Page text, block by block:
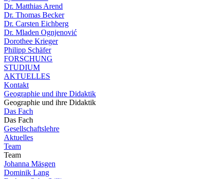
Dr. Matthias Arend
Dr. Thomas Becker
Dr. Carsten Eichberg
Dr. Mladen Ognjenović
Dorothee Krieger
Philipp Schäfer
FORSCHUNG
STUDIUM
AKTUELLES
Kontakt
Geographie und ihre Didaktik
Geographie und ihre Didaktik
Das Fach
Das Fach
Gesellschaftslehre
Aktuelles
Team
Team
Johanna Mäsgen
Dominik Lang